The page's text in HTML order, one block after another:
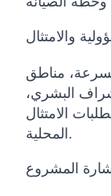
والامتثال
مناطق
البشري،
الامتثال
المحلية.
المشروع